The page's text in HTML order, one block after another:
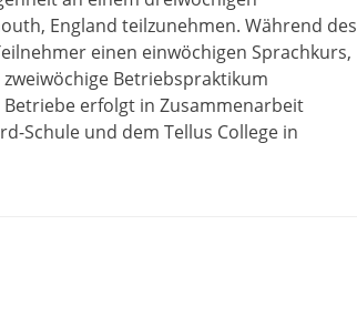
England teilzunehmen. Während des
einen einwöchigen Sprachkurs,
Betriebspraktikum
erfolgt in Zusammenarbeit
Schule und dem Tellus College in